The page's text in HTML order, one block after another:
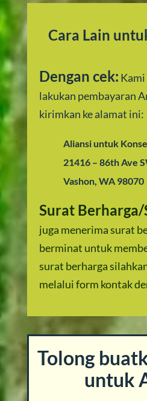
Cara Lain
Dengan cek: Kami
lakukan pembayaran
kirimkan ke alamat ini:
Aliansi untuk
21416 – 86th Ave
Vashon, WA 98070
Surat Berharga/
juga menerima surat
berminat untuk
surat berharga
melalui form kontak
Tolong
untuk